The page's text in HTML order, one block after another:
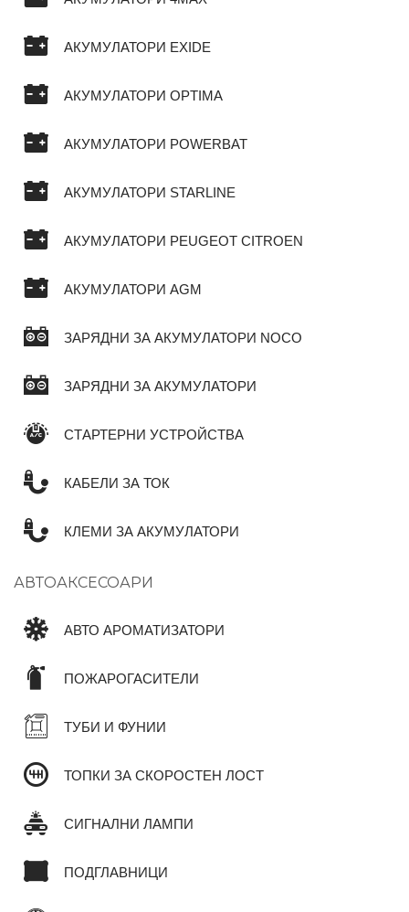
АКУМУЛАТОРИ EXIDE
АКУМУЛАТОРИ OPTIMA
АКУМУЛАТОРИ POWERBAT
АКУМУЛАТОРИ STARLINE
АКУМУЛАТОРИ PEUGEOT CITROEN
АКУМУЛАТОРИ AGM
ЗАРЯДНИ ЗА АКУМУЛАТОРИ NOCO
ЗАРЯДНИ ЗА АКУМУЛАТОРИ
СТАРТЕРНИ УСТРОЙСТВА
КАБЕЛИ ЗА ТОК
КЛЕМИ ЗА АКУМУЛАТОРИ
АВТОАКСЕСОАРИ
АВТО АРОМАТИЗАТОРИ
ПОЖАРОГАСИТЕЛИ
ТУБИ И ФУНИИ
ТОПКИ ЗА СКОРОСТЕН ЛОСТ
СИГНАЛНИ ЛАМПИ
ПОДГЛАВНИЦИ